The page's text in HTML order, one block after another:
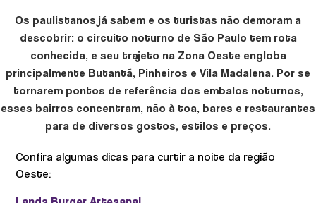
Os paulistanos já sabem e os turistas não demoram a
descobrir: o circuito noturno de São Paulo tem rota
conhecida, e seu trajeto na Zona Oeste engloba
principalmente Butantã, Pinheiros e Vila Madalena. Por se
tornarem pontos de referência dos embalos noturnos,
esses bairros concentram, não à toa, bares e restaurantes
para de diversos gostos, estilos e preços.
Confira algumas dicas para curtir a noite da região
Oeste: